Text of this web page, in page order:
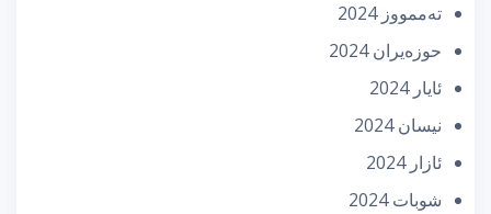
تەممووز 2024
حوزه‌یران 2024
ئایار 2024
نیسان 2024
ئازار 2024
شوبات 2024